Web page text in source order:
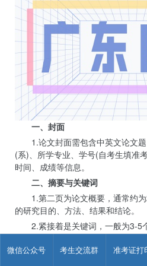
微信公众号 考生交流群 准考证打
一、封面
1.论文封面需包含中英文论文题
(系)、所学专业、学号(自考生填准
时间、成绩等信息。
二、摘要与关键词
1.第二页为论文概要，通常约为
的研究目的、方法、结果和结论。
2.紧接着是关键词，一般为3-5
三、目录